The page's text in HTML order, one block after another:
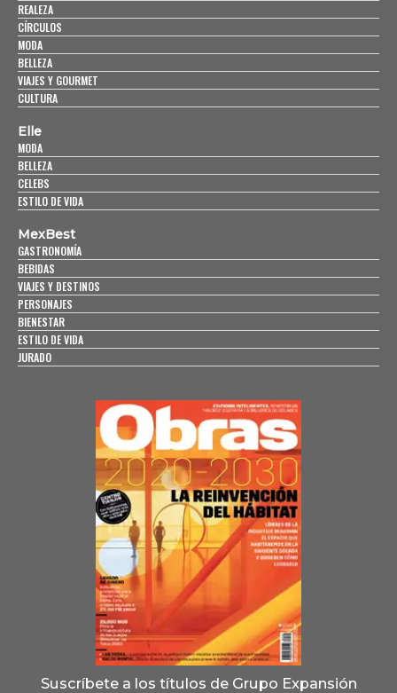
REALEZA
CÍRCULOS
MODA
BELLEZA
VIAJES Y GOURMET
CULTURA
Elle
MODA
BELLEZA
CELEBS
ESTILO DE VIDA
MexBest
GASTRONOMÍA
BEBIDAS
VIAJES Y DESTINOS
PERSONAJES
BIENESTAR
ESTILO DE VIDA
JURADO
Suscríbete a los títulos de Grupo Expansión